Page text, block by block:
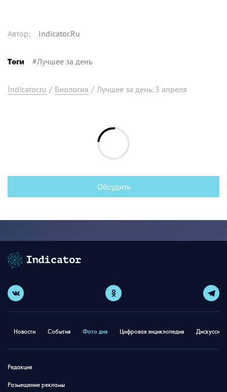
Автор: Indicator.Ru
Теги #Лучшее за день
Indicator.ru / Биология / Лучшее за день. 3 апреля
Обсудить
Новости События Фото дня Цифровая энциклопедия
Редакция
Размещение рекламы